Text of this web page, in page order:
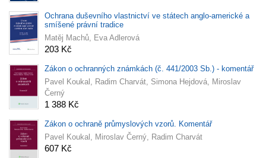
Ochrana duševního vlastnictví ve státech anglo-americké a
smíšené právní tradice
Matěj Machů, Eva Adlerová
203 Kč
Zákon o ochranných známkách (č. 441/2003 Sb.) - komentář
Pavel Koukal, Radim Charvát, Simona Hejdová, Miroslav
Černý
1 388 Kč
Zákon o ochraně průmyslových vzorů. Komentář
Pavel Koukal, Miroslav Černý, Radim Charvát
607 Kč